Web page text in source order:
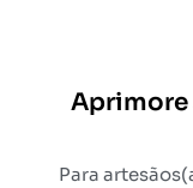
Aprimore
Para